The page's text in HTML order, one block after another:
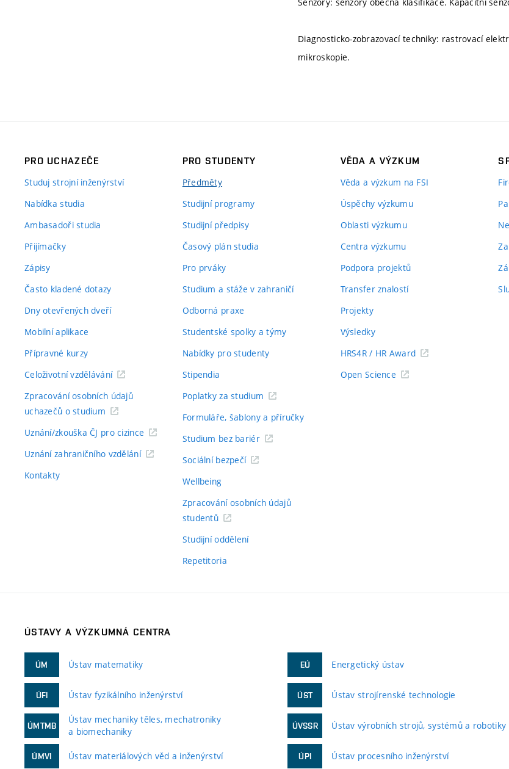
Diagnosticko-zobrazovací techniky: rastrovací
mikroskopie.
PRO UCHAZEČE
Studuj strojní inženýrství
Nabídka studia
Ambasadoři studia
Přijímačky
Zápisy
Často kladené dotazy
Dny otevřených dveří
Mobilní aplikace
Přípravné kurzy
Celoživotní vzdělávání
Zpracování osobních údajů
uchazečů o studium
Uznání/zkouška ČJ pro cizince
Uznání zahraničního vzdělání
Kontakty
PRO STUDENTY
Předměty
Studijní programy
Studijní předpisy
Časový plán studia
Pro prváky
Studium a stáže v zahraničí
Odborná praxe
Studentské spolky a týmy
Nabídky pro studenty
Stipendia
Poplatky za studium
Formuláře, šablony a příručky
Studium bez bariér
Sociální bezpečí
Wellbeing
Zpracování osobních údajů
studentů
Studijní oddělení
Repetitoria
VĚDA A VÝZKUM
Věda a výzkum na FSI
Úspěchy výzkumu
Oblasti výzkumu
Centra výzkumu
Podpora projektů
Transfer znalostí
Projekty
Výsledky
HRS4R / HR Award
Open Science
ÚSTAVY A VÝZKUMNÁ CENTRA
ÚM Ústav matematiky
ÚFI Ústav fyzikálního inženýrství
ÚMTMB
Ústav mechaniky těles, mechatroniky
a biomechaniky
ÚMVI Ústav materiálových věd a inženýrství
EÚ Energetický ústav
ÚST Ústav strojírenské technologie
ÚVSSR Ústav výrobních strojů, systémů a robotiky
ÚPI Ústav procesního inženýrství